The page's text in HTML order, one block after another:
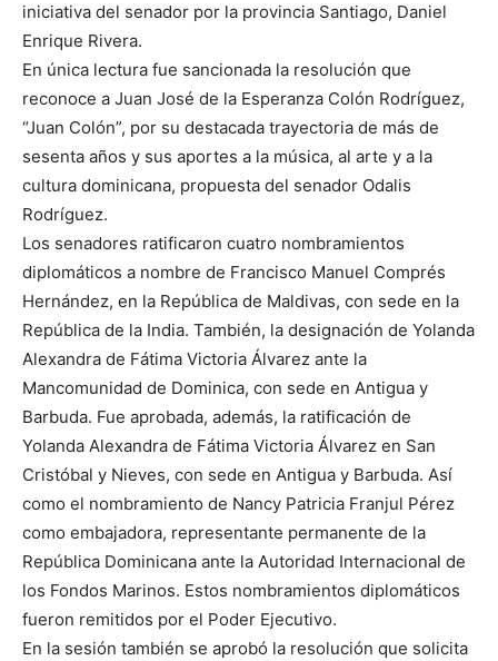
iniciativa del senador por la provincia Santiago, Daniel
Enrique Rivera.
En única lectura fue sancionada la resolución que
reconoce a Juan José de la Esperanza Colón Rodríguez,
“Juan Colón”, por su destacada trayectoria de más de
sesenta años y sus aportes a la música, al arte y a la
cultura dominicana, propuesta del senador Odalis
Rodríguez.
Los senadores ratificaron cuatro nombramientos
diplomáticos a nombre de Francisco Manuel Comprés
Hernández, en la República de Maldivas, con sede en la
República de la India. También, la designación de Yolanda
Alexandra de Fátima Victoria Álvarez ante la
Mancomunidad de Dominica, con sede en Antigua y
Barbuda. Fue aprobada, además, la ratificación de
Yolanda Alexandra de Fátima Victoria Álvarez en San
Cristóbal y Nieves, con sede en Antigua y Barbuda. Así
como el nombramiento de Nancy Patricia Franjul Pérez
como embajadora, representante permanente de la
República Dominicana ante la Autoridad Internacional de
los Fondos Marinos. Estos nombramientos diplomáticos
fueron remitidos por el Poder Ejecutivo.
En la sesión también se aprobó la resolución que solicita